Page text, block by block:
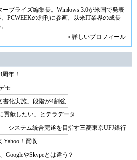
ープライズ編集長。Windows 3.0が米国で発表
、PCWEEKの創刊に参画、以来IT業界の成長
» 詳しいプロフィール
年！
モ
書化実施」段階が4割強
貢献したい」とテラデータ
システム統合完遂を目指す三菱東京UFJ銀行
Yahoo！買収
GoogleやSkypeとは違う？